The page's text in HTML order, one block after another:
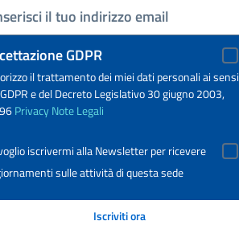
GDPR
il trattamento dei miei dati personali ai sensi
e del Decreto Legislativo 30 giugno 2003,
PrivacyNote Legali
iscrivermi alla Newsletter per ricevere
sulle attività di questa sede